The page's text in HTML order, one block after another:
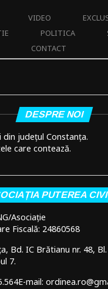
VIDEO
POLITICA
CONTACT
DESPRE NOI
județul Constanța.
care contează.
PUTEREA
Asociație
Fiscală: 24860568
Bd. IC Brătianu nr. 48,
7.
E-mail: